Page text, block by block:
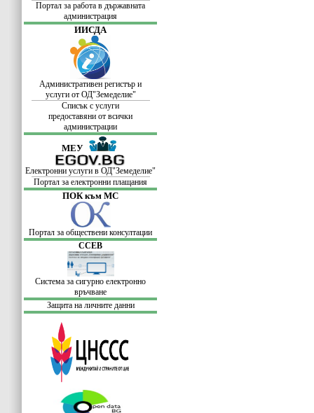
Портал за работа в държавната
администрация
ИИСДА
Административен регистър и
услуги от ОД"Земеделие"
Списък с услуги
предоставяни от всички
администрации
МЕУ
Електронни услуги в ОД"Земеделие"
Портал за електронни плащания
ПОК към МС
Портал за обществени консултации
ССЕВ
Система за сигурно електронно
връчване
Защита на личните данни